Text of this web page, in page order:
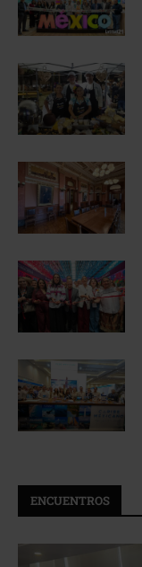
ENCUENTROS